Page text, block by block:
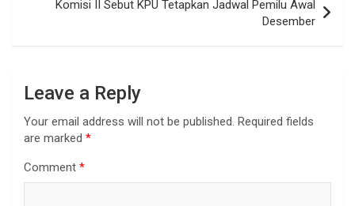
Komisi II Sebut KPU Tetapkan Jadwal Pemilu Awal
Desember
Leave a Reply
Your email address will not be published. Required fields
are marked *
Comment *